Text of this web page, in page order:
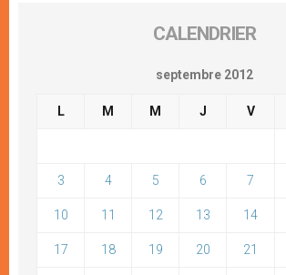
CALENDRIER
septembre 2012
L M M J V
3 4 5 6 7
10 11 12 13 14
17 18 19 20 21